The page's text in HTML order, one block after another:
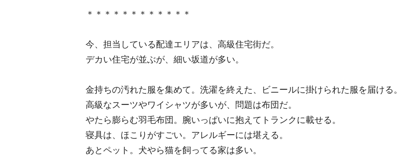
＊＊＊＊＊＊＊＊＊＊＊＊
今、担当している配達エリアは、高級住宅街だ。
デカい住宅が並ぶが、細い坂道が多い。
金持ちの汚れた服を集めて。洗濯を終えた、ビニールに掛けられた服を届ける。
高級なスーツやワイシャツが多いが、問題は布団だ。
やたら膨らむ羽毛布団。腕いっぱいに抱えてトランクに載せる。
寝具は、ほこりがすごい。アレルギーには堪える。
あとペット。犬やら猫を飼ってる家は多い。